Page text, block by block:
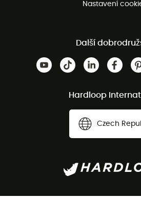
Nastavení
Další
Hardloop
Czech